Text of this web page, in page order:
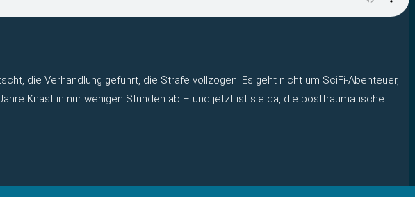
die Verhandlung geführt, die Strafe vollzogen. Es geht nicht um SciFi-Abenteuer,
Knast in nur wenigen Stunden ab – und jetzt ist sie da, die posttraumatische